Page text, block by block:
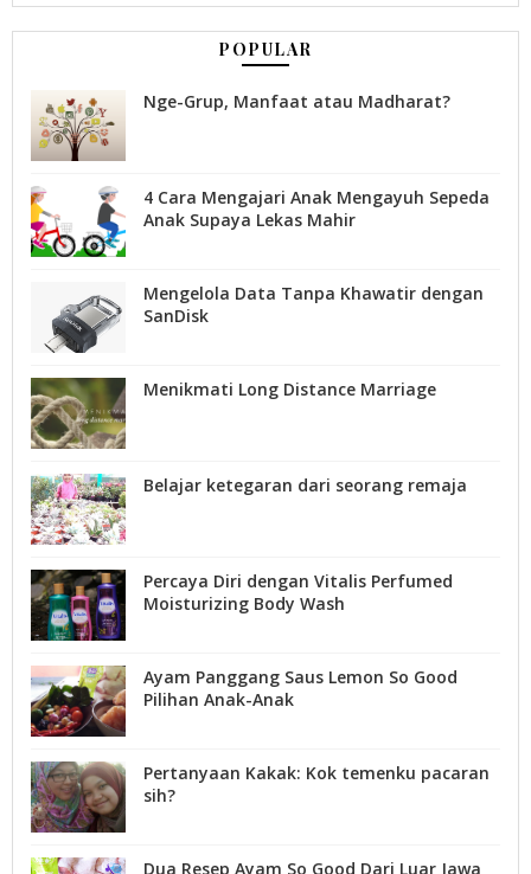
POPULAR
Nge-Grup, Manfaat atau Madharat?
4 Cara Mengajari Anak Mengayuh Sepeda
Anak Supaya Lekas Mahir
Mengelola Data Tanpa Khawatir dengan
SanDisk
Menikmati Long Distance Marriage
Belajar ketegaran dari seorang remaja
Percaya Diri dengan Vitalis Perfumed
Moisturizing Body Wash
Ayam Panggang Saus Lemon So Good
Pilihan Anak-Anak
Pertanyaan Kakak: Kok temenku pacaran
sih?
Dua Resep Ayam So Good Dari Luar Jawa